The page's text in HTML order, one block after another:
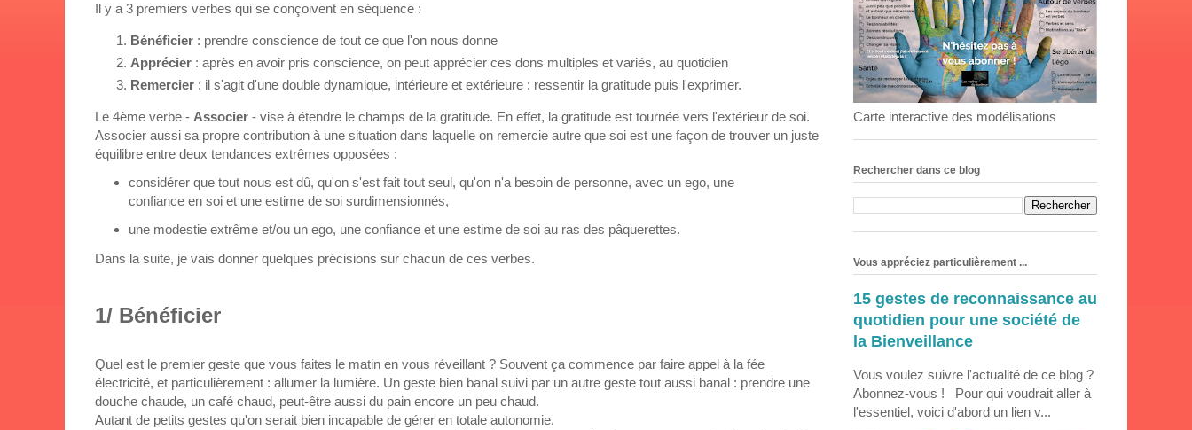
Il y a 3 premiers verbes qui se conçoivent en séquence :
Bénéficier : prendre conscience de tout ce que l'on nous donne
Apprécier : après en avoir pris conscience, on peut apprécier ces dons multiples et variés, au quotidien
Remercier : il s'agit d'une double dynamique, intérieure et extérieure : ressentir la gratitude puis l'exprimer.
Le 4ème verbe - Associer - vise à étendre le champs de la gratitude. En effet, la gratitude est tournée vers l'extérieur de soi.
Associer aussi sa propre contribution à une situation dans laquelle on remercie autre que soi est une façon de trouver un juste
équilibre entre deux tendances extrêmes opposées :
considérer que tout nous est dû, qu'on s'est fait tout seul, qu'on n'a besoin de personne, avec un ego, une
confiance en soi et une estime de soi surdimensionnés,
une modestie extrême et/ou un ego, une confiance et une estime de soi au ras des pâquerettes.
Dans la suite, je vais donner quelques précisions sur chacun de ces verbes.
1/ Bénéficier
Quel est le premier geste que vous faites le matin en vous réveillant ? Souvent ça commence par faire appel à la fée
électricité, et particulièrement : allumer la lumière. Un geste bien banal suivi par un autre geste tout aussi banal : prendre une
douche chaude, un café chaud, peut-être aussi du pain encore un peu chaud.
Autant de petits gestes qu'on serait bien incapable de gérer en totale autonomie.
Carte interactive des modélisations
Rechercher dans ce blog
Vous appréciez particulièrement ...
15 gestes de reconnaissance au
quotidien pour une société de
la Bienveillance
Vous voulez suivre l'actualité de ce blog ?
Abonnez-vous ! Pour qui voudrait aller à
l'essentiel, voici d'abord un lien v...